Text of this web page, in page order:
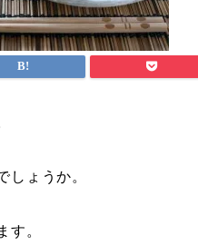
しょうか。
す。